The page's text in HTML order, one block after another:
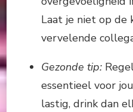
Laat je niet op de
vervelende
Gezonde tip:
essentieel voor
lastig, drink dan